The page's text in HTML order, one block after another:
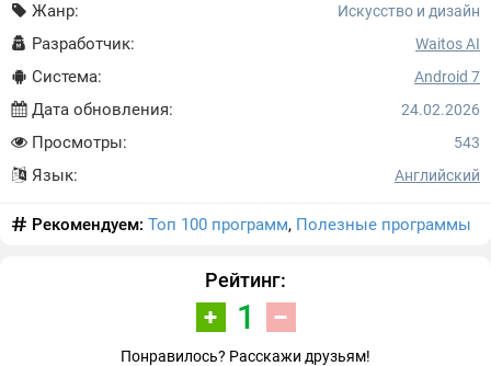
Жанр: Искусство и дизайн
Разработчик: Waitos AI
Система: Android 7
Дата обновления: 24.02.2026
Просмотры: 543
Язык: Английский
Рекомендуем: Топ 100 программ, Полезные программы
Рейтинг:
1
Понравилось? Расскажи друзьям!